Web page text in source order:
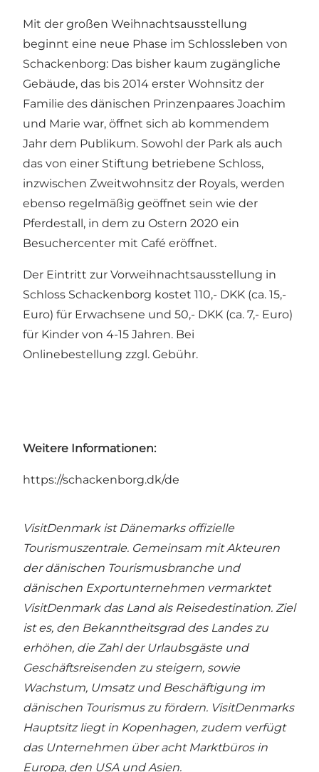
Mit der großen Weihnachtsausstellung
beginnt eine neue Phase im Schlossleben von
Schackenborg: Das bisher kaum zugängliche
Gebäude, das bis 2014 erster Wohnsitz der
Familie des dänischen Prinzenpaares Joachim
und Marie war, öffnet sich ab kommendem
Jahr dem Publikum. Sowohl der Park als auch
das von einer Stiftung betriebene Schloss,
inzwischen Zweitwohnsitz der Royals, werden
ebenso regelmäßig geöffnet sein wie der
Pferdestall, in dem zu Ostern 2020 ein
Besuchercenter mit Café eröffnet.
Der Eintritt zur Vorweihnachtsausstellung in
Schloss Schackenborg kostet 110,- DKK (ca. 15,-
Euro) für Erwachsene und 50,- DKK (ca. 7,- Euro)
für Kinder von 4-15 Jahren. Bei
Onlinebestellung zzgl. Gebühr.
Weitere Informationen:
https://schackenborg.dk/de
VisitDenmark ist Dänemarks offizielle
Tourismuszentrale. Gemeinsam mit Akteuren
der dänischen Tourismusbranche und
dänischen Exportunternehmen vermarktet
VisitDenmark das Land als Reisedestination. Ziel
ist es, den Bekanntheitsgrad des Landes zu
erhöhen, die Zahl der Urlaubsgäste und
Geschäftsreisenden zu steigern, sowie
Wachstum, Umsatz und Beschäftigung im
dänischen Tourismus zu fördern. VisitDenmarks
Hauptsitz liegt in Kopenhagen, zudem verfügt
das Unternehmen über acht Marktbüros in
Europa, den USA und Asien.